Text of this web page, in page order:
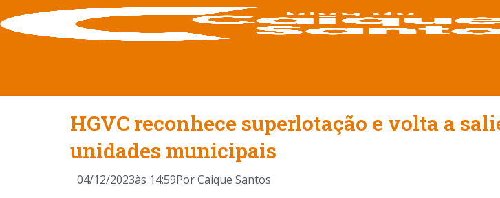
HGVC reconhece superlotação e volta a
unidades municipais
04/12/2023às 14:59PorCaique Santos